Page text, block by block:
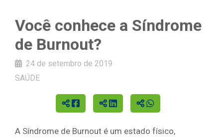
Você conhece a Síndrome
de Burnout?
24 de setembro de 2019
SAÚDE
A Síndrome de Burnout é um estado físico,